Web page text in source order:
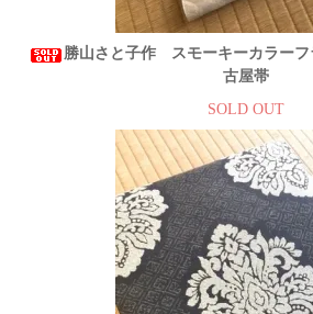
勝山さと子作 スモーキーカラー
古屋帯
SOLD OUT